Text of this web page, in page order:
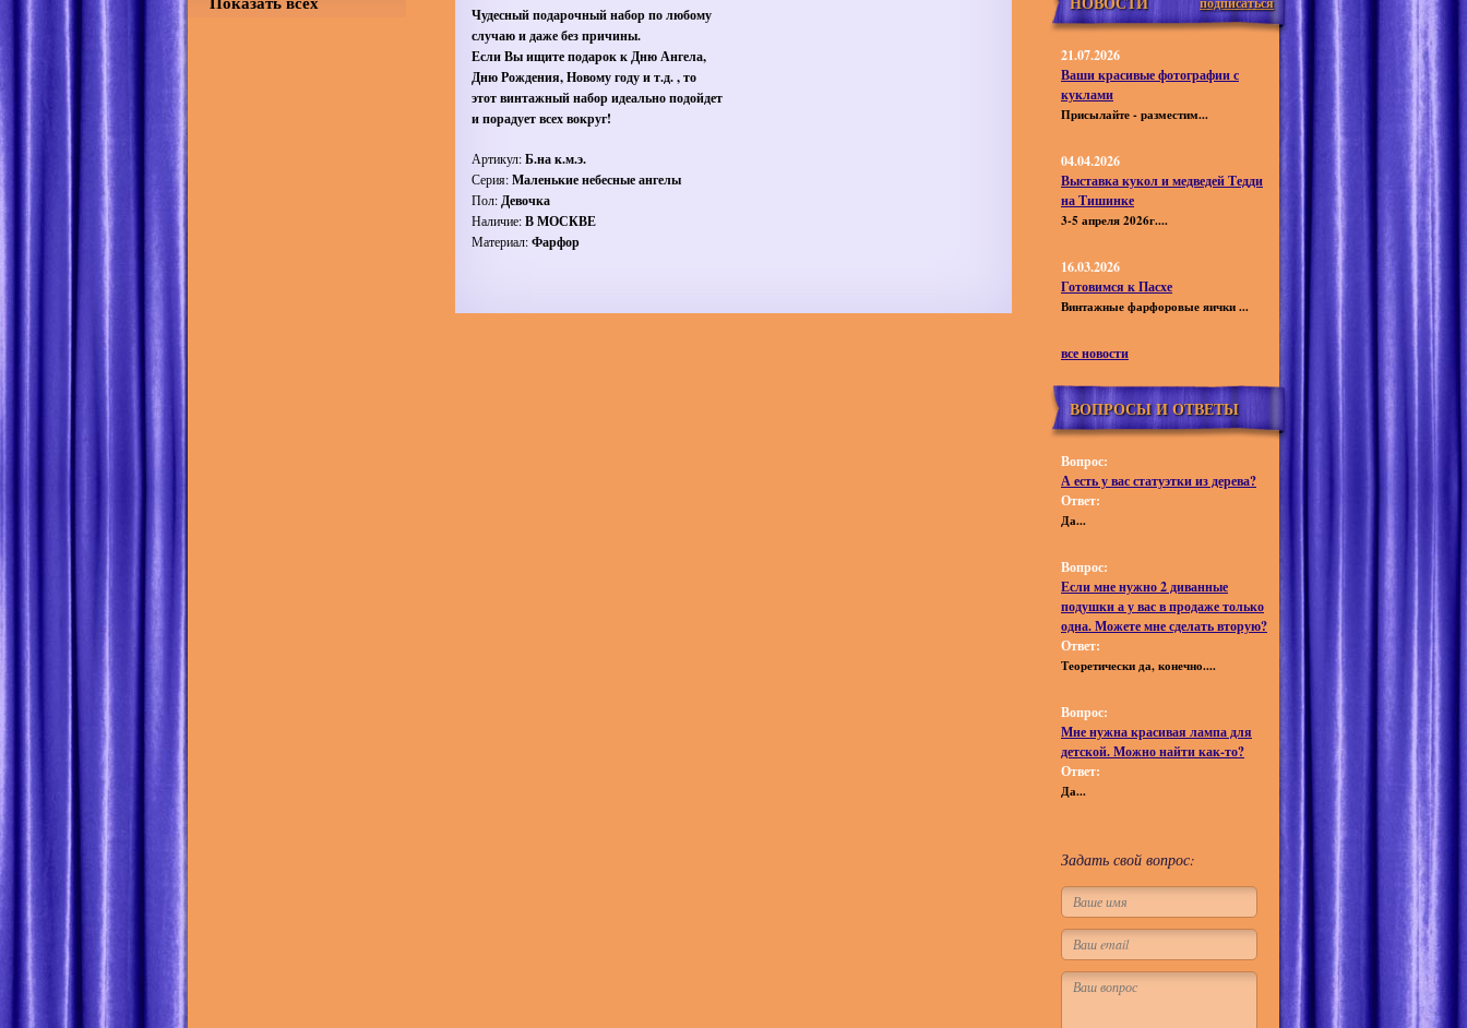
Чудесный подарочный набор по любому
случаю и даже без причины.
Если Вы ищите подарок к Дню Ангела,
Дню Рождения, Новому году и т.д. , то
этот винтажный набор идеально подойдет
и порадует всех вокруг!
Артикул:Б.на к.м.э.
Серия:Маленькие небесные ангелы
Пол:Девочка
Наличие:В МОСКВЕ
Материал:Фарфор
21.07.2026
Ваши красивые фотографии с
куклами
Присылайте - разместим...
04.04.2026
Выставка кукол и медведей Тедди
на Тишинке
3-5 апреля 2026г....
16.03.2026
Готовимся к Пасхе
Винтажные фарфоровые яички ...
все новости
ВОПРОСЫ И ОТВЕТЫ
Вопрос:
А есть у вас статуэтки из дерева?
Ответ:
Да...
Вопрос:
Если мне нужно 2 диванные
подушки а у вас в продаже только
одна. Можете мне сделать вторую?
Ответ:
Теоретически да, конечно....
Вопрос:
Мне нужна красивая лампа для
детской. Можно найти как-то?
Ответ:
Да...
Задать свой вопрос: